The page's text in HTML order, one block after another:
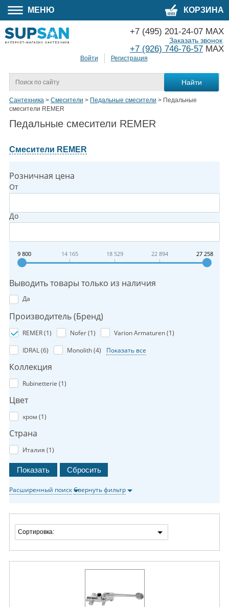
МЕНЮ КОРЗИНА
Войти Регистрация
+7 (495) 201-24-07 MAX
+7 (926) 746-76-57 MAX
Заказать звонок
Сантехника > Смесители > Педальные смесители > Педальные
смесители REMER
Педальные смесители REMER
Смесители REMER
Розничная цена
От
До
9 800 14 165 18 529 22 894 27 258
Выводить товары только из наличия
Да
Производитель (Бренд)
REMER (1) Nofer (1) Varion Armaturen (1)
IDRAL (6) Monolith (4) Показать все
Коллекция
Rubinetterie (1)
Цвет
хром (1)
Страна
Италия (1)
Расширенный поискСвернуть фильтр
Сортировка: